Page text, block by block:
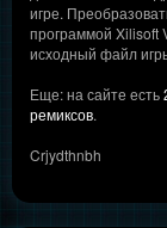
игре.
программой Xilisoft
исходный файл
Еще: на сайте есть
ремиксов.
Crjydthnbh